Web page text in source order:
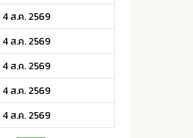
4 ส.ค. 2569
4 ส.ค. 2569
4 ส.ค. 2569
4 ส.ค. 2569
4 ส.ค. 2569